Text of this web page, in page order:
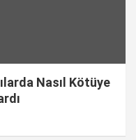
Nasıl Kötüye